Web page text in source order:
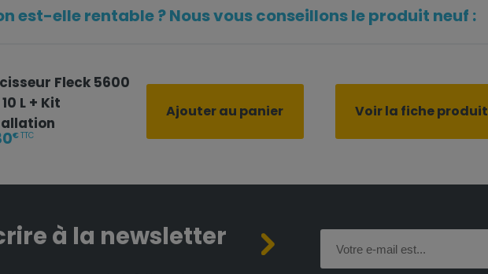
est-elle rentable ? Nous vous conseillons le produit neuf :
Fleck 5600
L + Kit
€TTC
Ajouter au panier Voir la fiche produit
à la newsletter